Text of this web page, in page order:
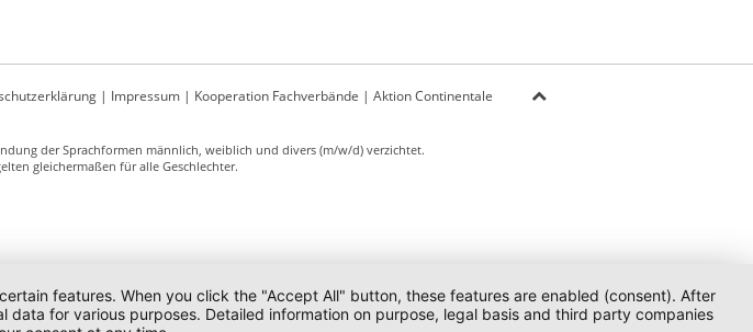
| Impressum| Kooperation Fachverbände | Aktion Continentale
der Sprachformen männlich, weiblich und divers (m/w/d) verzichtet.
gleichermaßen für alle Geschlechter.
features. When you click the "Accept All" button, these features are enabled (consent). After
for various purposes. Detailed information on purpose, legal basis and third party companies